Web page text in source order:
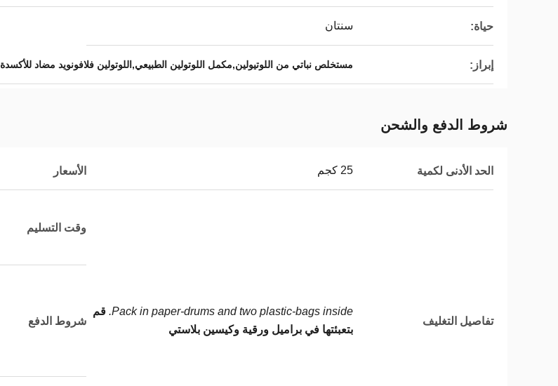
حياة: سنتان
إبراز: مستخلص نباتي من اللوتيولين,مكمل اللوتولين الطبيعي,اللوتولين فلافونويد مضاد للأكسدة
شروط الدفع والشحن
الحد الأدنى لكمية 25 كجم الأسعار
تفاصيل التغليف
Pack in paper-drums and two plastic-bags inside. قم
بتعبئتها في براميل ورقية وكيسين بلاستي
وقت التسليم
شروط الدفع